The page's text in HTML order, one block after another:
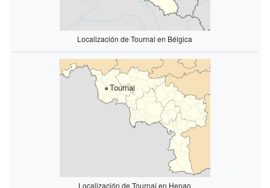
Localización de Tournai en Bélgica
Tournai
Localización de Tournai en Henao